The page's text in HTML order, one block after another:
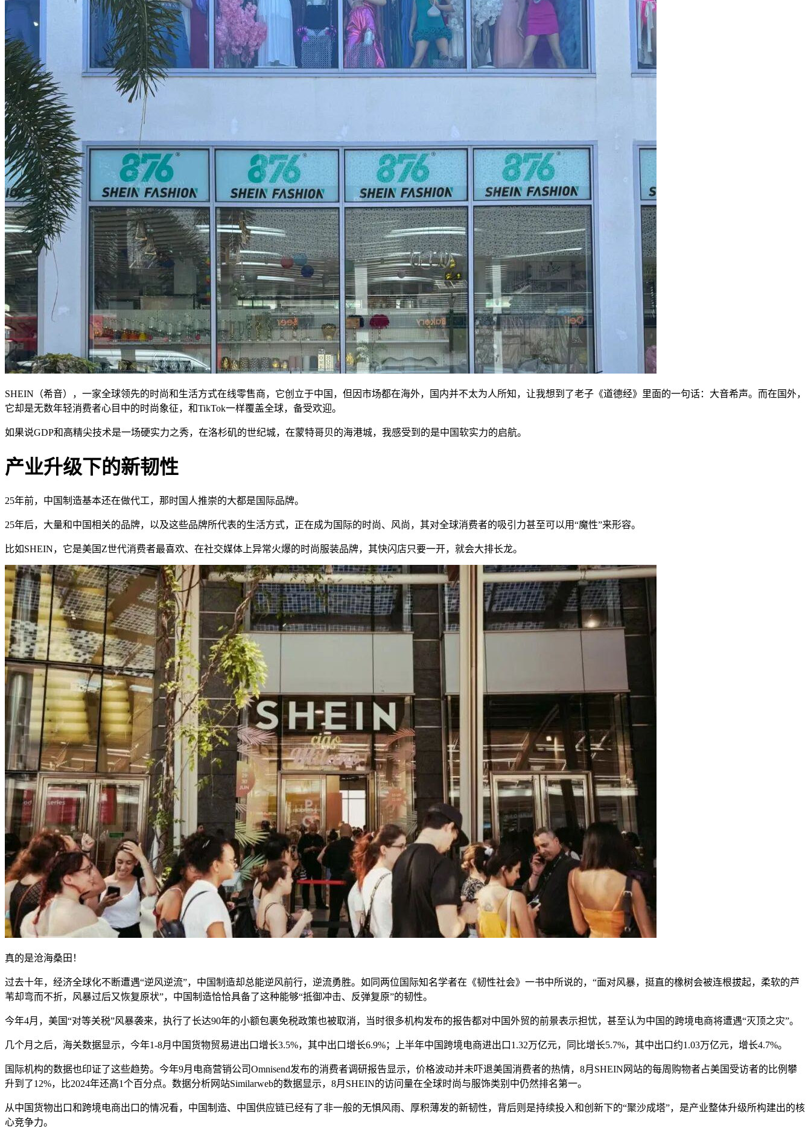
SHEIN（希音），一家全球领先的时尚和生活方式在线零售商，它创立于中国，但因市场都在海外，国内并不太为人所知，让我想到了老子《道德经》里面的一句话：大音希声。而在国外，
它却是无数年轻消费者心目中的时尚象征，和TikTok一样覆盖全球，备受欢迎。
如果说GDP和高精尖技术是一场硬实力之秀，在洛杉矶的世纪城，在蒙特哥贝的海港城，我感受到的是中国软实力的启航。
产业升级下的新韧性
25年前，中国制造基本还在做代工，那时国人推崇的大都是国际品牌。
25年后，大量和中国相关的品牌，以及这些品牌所代表的生活方式，正在成为国际的时尚、风尚，其对全球消费者的吸引力甚至可以用“魔性”来形容。
比如SHEIN，它是美国Z世代消费者最喜欢、在社交媒体上异常火爆的时尚服装品牌，其快闪店只要一开，就会大排长龙。
真的是沧海桑田！
过去十年，经济全球化不断遭遇“逆风逆流”，中国制造却总能逆风前行，逆流勇胜。如同两位国际知名学者在《韧性社会》一书中所说的，“面对风暴，挺直的橡树会被连根拔起，柔软的芦
苇却弯而不折，风暴过后又恢复原状”，中国制造恰恰具备了这种能够“抵御冲击、反弹复原”的韧性。
今年4月，美国“对等关税”风暴袭来，执行了长达90年的小额包裹免税政策也被取消，当时很多机构发布的报告都对中国外贸的前景表示担忧，甚至认为中国的跨境电商将遭遇“灭顶之灾”。
几个月之后，海关数据显示，今年1-8月中国货物贸易进出口增长3.5%，其中出口增长6.9%；上半年中国跨境电商进出口1.32万亿元，同比增长5.7%，其中出口约1.03万亿元，增长4.7%。
国际机构的数据也印证了这些趋势。今年9月电商营销公司Omnisend发布的消费者调研报告显示，价格波动并未吓退美国消费者的热情，8月SHEIN网站的每周购物者占美国受访者的比例攀
升到了12%，比2024年还高1个百分点。数据分析网站Similarweb的数据显示，8月SHEIN的访问量在全球时尚与服饰类别中仍然排名第一。
从中国货物出口和跨境电商出口的情况看，中国制造、中国供应链已经有了非一般的无惧风雨、厚积薄发的新韧性，背后则是持续投入和创新下的“聚沙成塔”，是产业整体升级所构建出的核
心竞争力。